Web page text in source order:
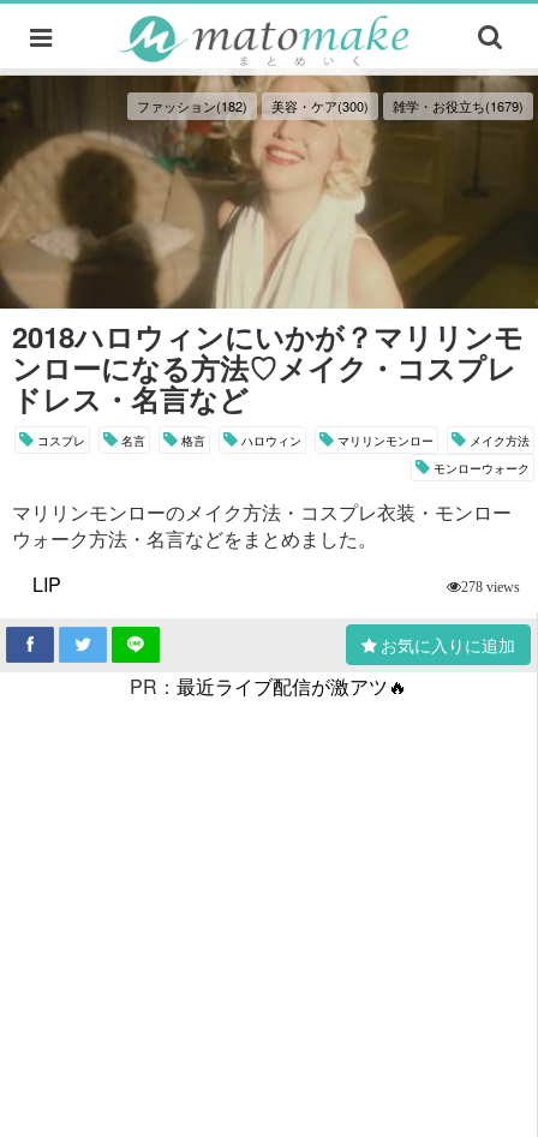
ファッション(182) 美容・ケア(300) 雑学・お役立ち(1679)
2018ハロウィンにいかが？マリリンモ
ンローになる方法♡メイク・コスプレ
ドレス・名言など
コスプレ 名言 格言 ハロウィン マリリンモンロー
メイク方法
モンローウォーク
マリリンモンローのメイク方法・コスプレ衣装・モンロー
ウォーク方法・名言などをまとめました。
LIP
278 views
お気に入りに追加
PR： 最近ライブ配信が激アツ🔥